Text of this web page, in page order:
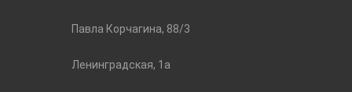
Павла Корчагина, 88/3
Ленинградская, 1а